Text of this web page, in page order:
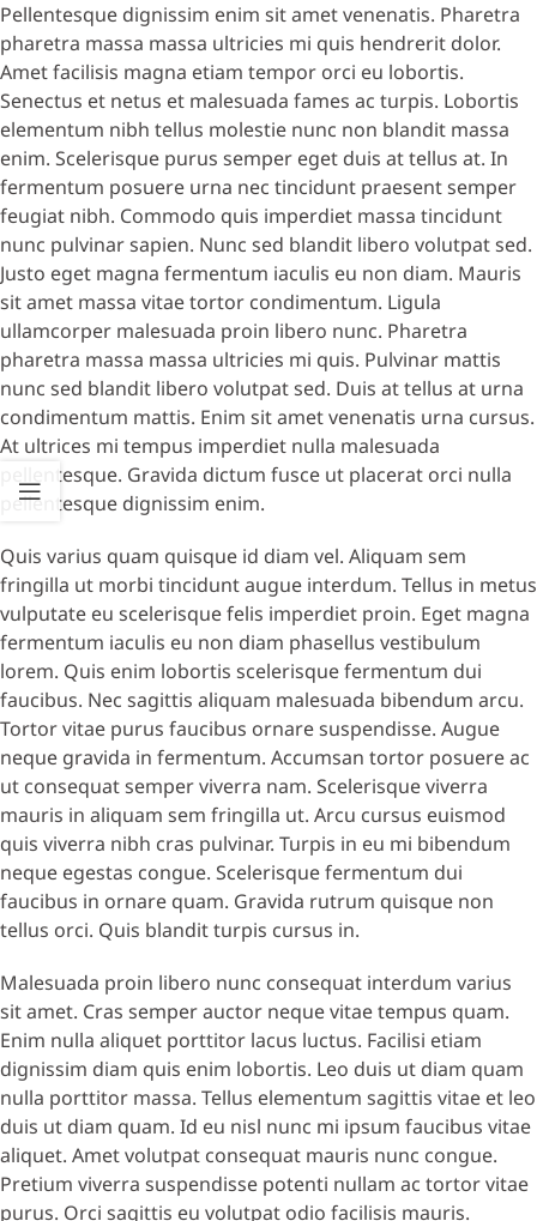
Pellentesque dignissim enim sit amet venenatis. Pharetra
pharetra massa massa ultricies mi quis hendrerit dolor.
Amet facilisis magna etiam tempor orci eu lobortis.
Senectus et netus et malesuada fames ac turpis. Lobortis
elementum nibh tellus molestie nunc non blandit massa
enim. Scelerisque purus semper eget duis at tellus at. In
fermentum posuere urna nec tincidunt praesent semper
feugiat nibh. Commodo quis imperdiet massa tincidunt
nunc pulvinar sapien. Nunc sed blandit libero volutpat sed.
Justo eget magna fermentum iaculis eu non diam. Mauris
sit amet massa vitae tortor condimentum. Ligula
ullamcorper malesuada proin libero nunc. Pharetra
pharetra massa massa ultricies mi quis. Pulvinar mattis
nunc sed blandit libero volutpat sed. Duis at tellus at urna
condimentum mattis. Enim sit amet venenatis urna cursus.
At ultrices mi tempus imperdiet nulla malesuada
pellentesque. Gravida dictum fusce ut placerat orci nulla
pellentesque dignissim enim.
Quis varius quam quisque id diam vel. Aliquam sem
fringilla ut morbi tincidunt augue interdum. Tellus in metus
vulputate eu scelerisque felis imperdiet proin. Eget magna
fermentum iaculis eu non diam phasellus vestibulum
lorem. Quis enim lobortis scelerisque fermentum dui
faucibus. Nec sagittis aliquam malesuada bibendum arcu.
Tortor vitae purus faucibus ornare suspendisse. Augue
neque gravida in fermentum. Accumsan tortor posuere ac
ut consequat semper viverra nam. Scelerisque viverra
mauris in aliquam sem fringilla ut. Arcu cursus euismod
quis viverra nibh cras pulvinar. Turpis in eu mi bibendum
neque egestas congue. Scelerisque fermentum dui
faucibus in ornare quam. Gravida rutrum quisque non
tellus orci. Quis blandit turpis cursus in.
Malesuada proin libero nunc consequat interdum varius
sit amet. Cras semper auctor neque vitae tempus quam.
Enim nulla aliquet porttitor lacus luctus. Facilisi etiam
dignissim diam quis enim lobortis. Leo duis ut diam quam
nulla porttitor massa. Tellus elementum sagittis vitae et leo
duis ut diam quam. Id eu nisl nunc mi ipsum faucibus vitae
aliquet. Amet volutpat consequat mauris nunc congue.
Pretium viverra suspendisse potenti nullam ac tortor vitae
purus. Orci sagittis eu volutpat odio facilisis mauris.